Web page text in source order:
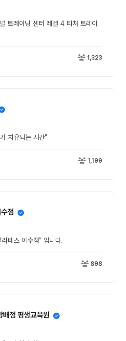
터 레벨 4 티처 트레이
1,323
치유되는 시간"
1,199
점
재활 전문필라테스 "캐치필라테스 이수점" 입니다.
898
배점 평생교육원